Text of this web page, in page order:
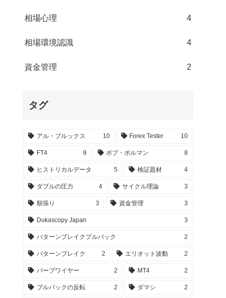
相場心理 4
相場環境認識 4
資金管理 2
タグ
アル・ブルックス 10 Forex Tester 10
FT4 9 ボブ・ボルマン 8
ヒストリカルデータ 5 検証題材 4
ダブルの圧力 4 サイクル理論 3
順張り 3 資金管理 3
Dukascopy Japan 3
パターンブレイクプルバック 2
パターンブレイク 2 エリオット波動 2
バーブワイヤー 2 MT4 2
プルバックの反転 2 ダマシ 2